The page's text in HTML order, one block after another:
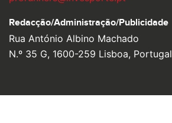
Redacção/Administração/Publicidade
Rua António Albino Machado
N.º 35 G, 1600-259 Lisboa, Portugal